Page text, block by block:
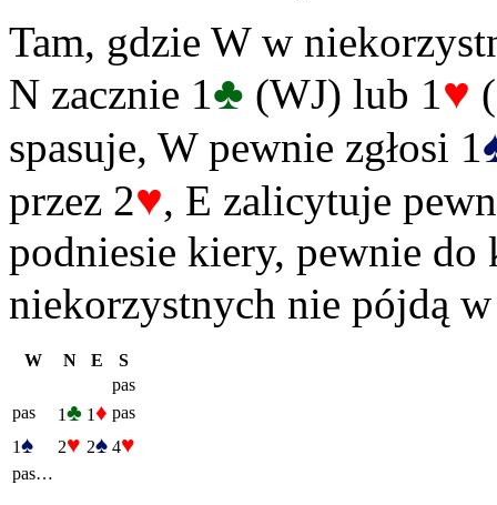
Tam, gdzie W w
N zacznie 1♣ (WJ) lub 1♥
spasuje, W pewnie zgłosi 1
przez 2♥, E zalicytuje
podniesie kiery, pewnie
niekorzystnych nie pójdą
W N E
S
pas
pas
1♣ 1♦ pas
1♠ 2♥ 2♠ 4♥
pas…